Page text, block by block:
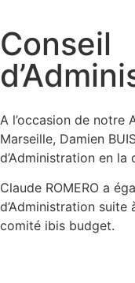
Conseil
A l’occasion de notre
Marseille, Damien
d’Administration en la
Claude ROMERO a
d’Administration
comité ibis budget.